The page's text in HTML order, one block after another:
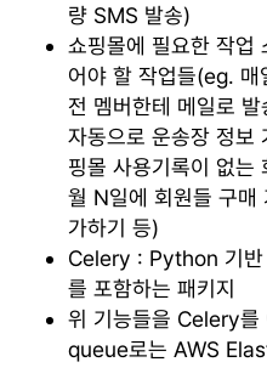
량 SMS 발송)
쇼핑몰에 필요한 작업
어야 할 작업들(eg. 매
전 멤버한테 메일로
자동으로 운송장 정보
핑몰 사용기록이 없는
월 N일에 회원들 구매
가하기 등)
Celery : Python 기
를 포함하는 패키지
위 기능들을 Celery를
queue로는 AWS